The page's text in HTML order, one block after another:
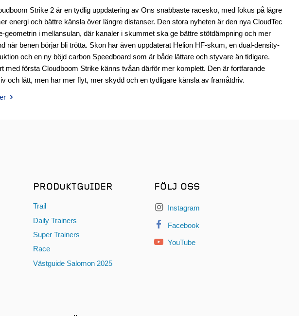
Strike 2 är en tydlig uppdatering av Ons snabbaste racesko, med fokus på lägre
energi och bättre känsla över längre distanser. Den stora nyheten är den nya CloudTec
geometrin i mellansulan, där kanaler i skummet ska ge bättre stötdämpning och mer
när benen börjar bli trötta. Skon har även uppdaterat Helion HF-skum, en dual-density-
och en ny böjd carbon Speedboard som är både lättare och styvare än tidigare.
med första Cloudboom Strike känns tvåan därför mer komplett. Den är fortfarande
och lätt, men har mer flyt, mer skydd och en tydligare känsla av framåtdriv.
PRODUKTGUIDER
Trail
Daily Trainers
Super Trainers
Race
Västguide Salomon 2025
FÖLJ OSS
Instagram
Facebook
YouTube